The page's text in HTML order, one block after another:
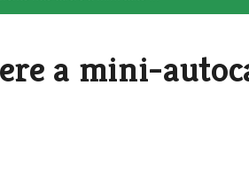
a mini-